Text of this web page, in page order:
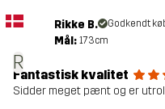
R
Rikke B. Godkendt
Mål: 173cm
Fantastisk kvalitet
Sidder meget pænt og er